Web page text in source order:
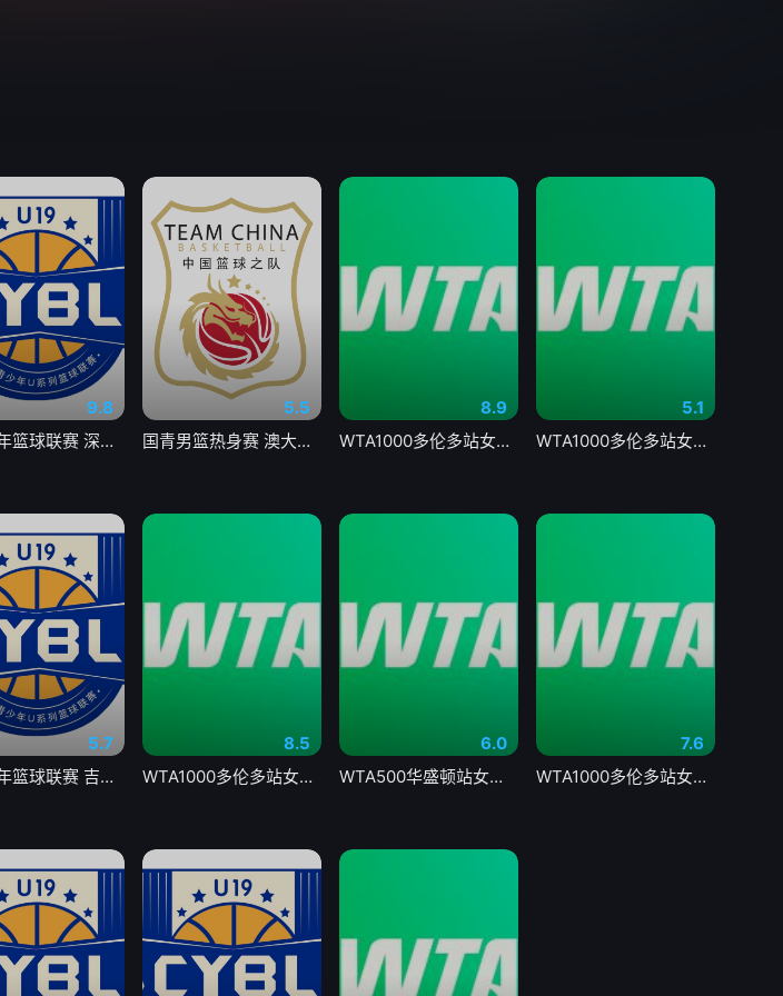
9.8
全国青年篮球联赛 深圳新世纪vs山西汾酒20260806
5.5
国青男篮热身赛 澳大利亚纽纳华丁闪电队VS韩国东国大学20260804
8.9
WTA1000多伦多站女单第一轮 博尔特0-2克罗斯20260804
5.1
WTA1000多伦多站女单第二轮 科斯秋克2-0谢博芙20260805
5.7
全国青年篮球联赛 吉林东北虎vs青岛国信海天20260806
8.5
WTA1000多伦多站女单第一轮 王欣瑜1-2卡萨金娜 20260804
6.0
WTA500华盛顿站女单决赛 佩古拉VS伊埃拉20260804
7.6
WTA1000多伦多站女单第二轮 萨巴伦卡2-0内岛萌夏20260805